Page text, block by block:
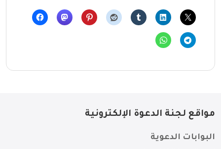
مواقع لجنة الدعوة الإلكترونية
البوابات الدعوية